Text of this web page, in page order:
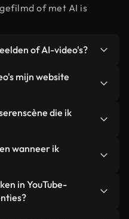
of met AI is
of AI-video's?
die bestaat
beelden van
is duidelijk
wat je gebruikt.
mijn website
versies
webklare formaten
hoog, worden de
worden
die ik
direct een video.
"improviseren bij
video die
wanneer ik
Alle video's in
en kunnen
in YouTube-